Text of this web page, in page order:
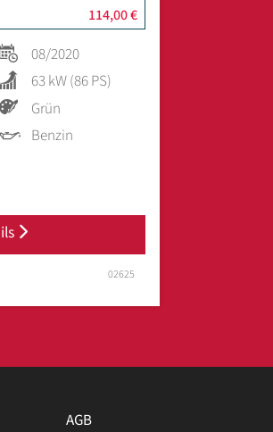
114,00 €
08/2020
63 kW (86 PS)
Grün
Benzin
02625
AGB